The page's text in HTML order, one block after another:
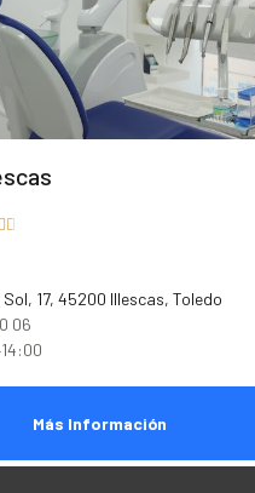
 
17, 45200 Illescas, Toledo
06
Más Información